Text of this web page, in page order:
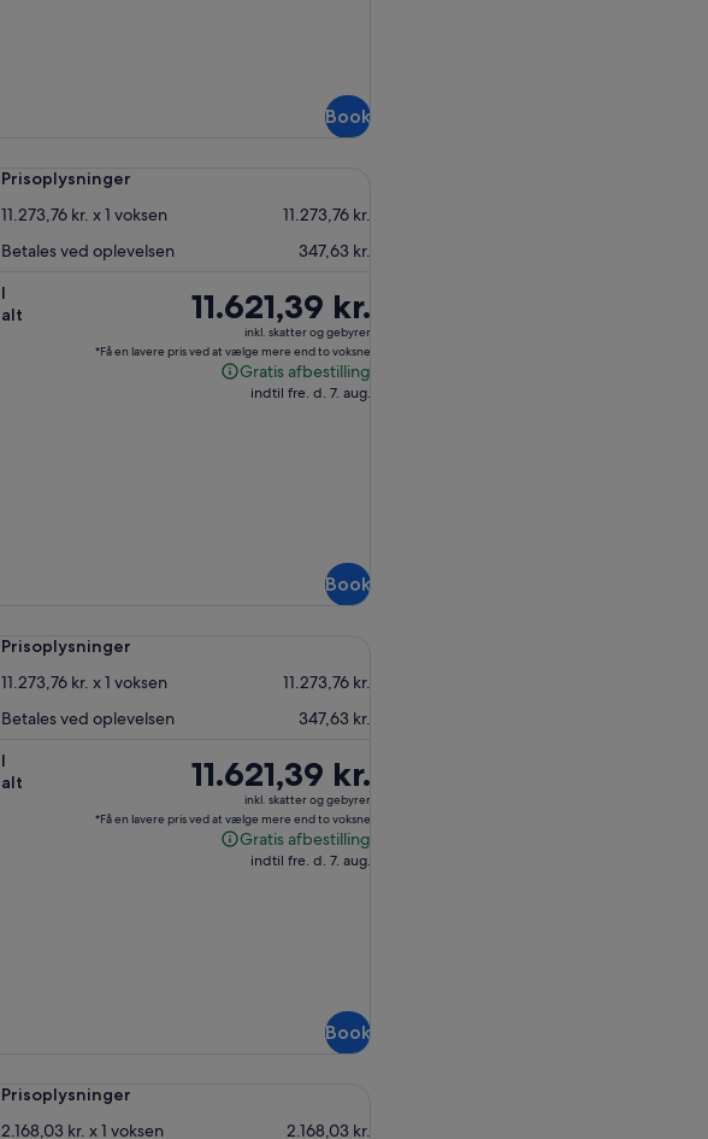
Book
Prisoplysninger
11.273,76 kr. x 1 voksen
11.273,76 kr.
Betales ved oplevelsen
347,63 kr.
I
alt
Prisen
er
11.621,39 kr.
11.621,39 kr.
inkl. skatter og gebyrer
*Få en lavere pris ved at vælge mere end to voksne
Gratis afbestilling
Gratis
indtil fre. d. 7. aug.
Book
Prisoplysninger
11.273,76 kr. x 1 voksen
11.273,76 kr.
Betales ved oplevelsen
347,63 kr.
I
alt
Prisen
er
11.621,39 kr.
11.621,39 kr.
inkl. skatter og gebyrer
*Få en lavere pris ved at vælge mere end to voksne
Gratis afbestilling
Gratis
indtil fre. d. 7. aug.
Book
Prisoplysninger
2.168,03 kr. x 1 voksen
2.168,03 kr.